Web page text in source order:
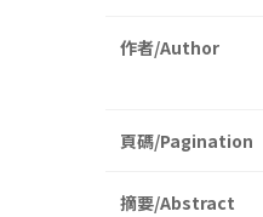
作者/Author
頁碼/Pagination
摘要/Abstract